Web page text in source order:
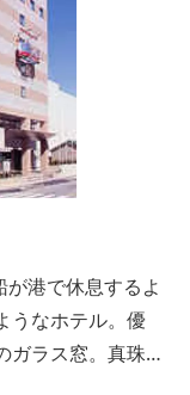
港で休息するよ
うなホテル。優
ガラス窓。真珠
自然保護への